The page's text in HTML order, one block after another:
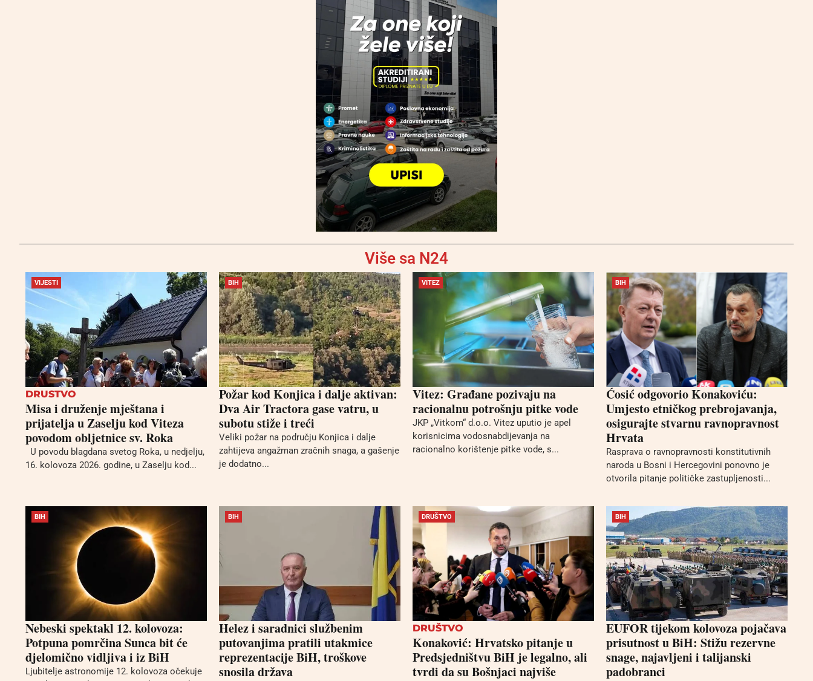
Više sa N24
VIJESTI
DRUSTVO
Misa i druženje mještana i
prijatelja u Zaselju kod Viteza
povodom obljetnice sv. Roka
U povodu blagdana svetog Roka, u nedjelju,
16. kolovoza 2026. godine, u Zaselju kod...
BIH
Požar kod Konjica i dalje aktivan:
Dva Air Tractora gase vatru, u
subotu stiže i treći
Veliki požar na području Konjica i dalje
zahtijeva angažman zračnih snaga, a gašenje
je dodatno...
VITEZ
Vitez: Građane pozivaju na
racionalnu potrošnju pitke vode
JKP „Vitkom“ d.o.o. Vitez uputio je apel
korisnicima vodosnabdijevanja na
racionalno korištenje pitke vode, s...
BIH
Ćosić odgovorio Konakoviću:
Umjesto etničkog prebrojavanja,
osigurajte stvarnu ravnopravnost
Hrvata
Rasprava o ravnopravnosti konstitutivnih
naroda u Bosni i Hercegovini ponovno je
otvorila pitanje političke zastupljenosti...
BIH
Nebeski spektakl 12. kolovoza:
Potpuna pomrčina Sunca bit će
djelomično vidljiva i iz BiH
Ljubitelje astronomije 12. kolovoza očekuje
BIH
Helez i saradnici službenim
putovanjima pratili utakmice
reprezentacije BiH, troškove
snosila država
DRUŠTVO
DRUŠTVO
Konaković: Hrvatsko pitanje u
Predsjedništvu BiH je legalno, ali
tvrdi da su Bošnjaci najviše
BIH
EUFOR tijekom kolovoza pojačava
prisutnost u BiH: Stižu rezervne
snage, najavljeni i talijanski
padobranci